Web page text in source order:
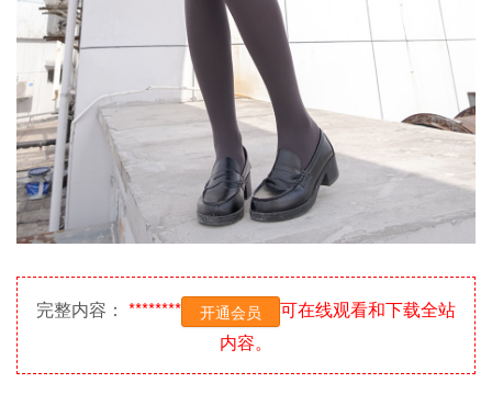
完整内容： ******** 开通会员
可在线观看和下载全站
内容。